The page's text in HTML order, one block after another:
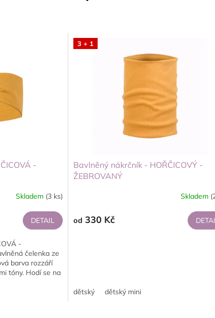
-
Skladem (3 ks)
DETAIL
-
čelenka ze
barva rozzáří
tóny. Hodí se na
3 + 1
Bavlněný nákrčník - HOŘČICOVÝ -
ŽEBROVANÝ
Skladem
od 330 Kč
dětský dětský mini